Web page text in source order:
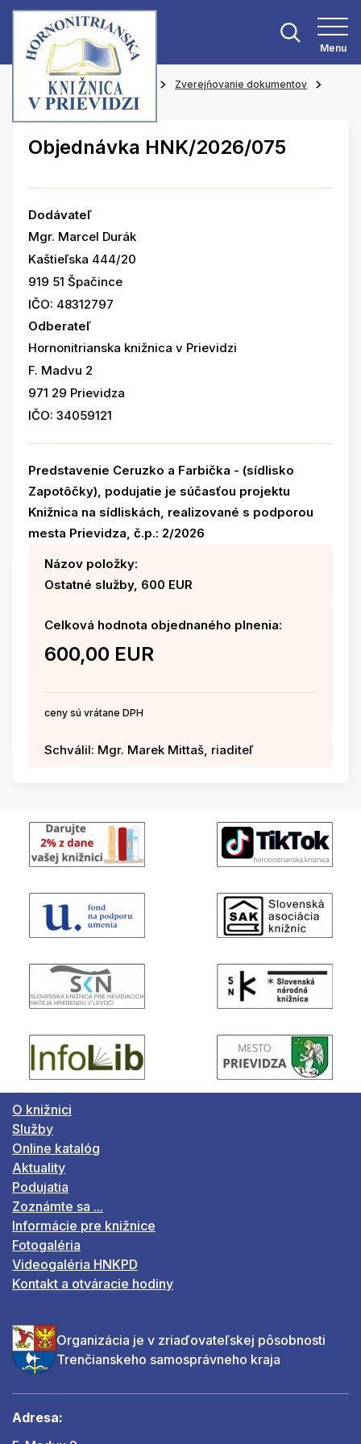
Menu
Hlavná stránka O knižnici
Zverejňovanie dokumentov
Objednávky
Objednávka HNK/2026/075
Dodávateľ
Mgr. Marcel Durák
Kaštieľska 444/20
919 51 Špačince
IČO: 48312797
Odberateľ
Hornonitrianska knižnica v Prievidzi
F. Madvu 2
971 29 Prievidza
IČO: 34059121
Predstavenie Ceruzko a Farbička - (sídlisko
Zapotôčky), podujatie je súčasťou projektu
Knižnica na sídliskách, realizované s podporou
mesta Prievidza, č.p.: 2/2026
Názov položky:
Ostatné služby, 600 EUR
Celková hodnota objednaného plnenia:
600,00 EUR
ceny sú vrátane DPH
Schválil: Mgr. Marek Mittaš, riaditeľ
O knižnici
Služby
Online katalóg
Aktuality
Podujatia
Zoznámte sa ...
Informácie pre knižnice
Fotogaléria
Videogaléria HNKPD
Kontakt a otváracie hodiny
Organizácia je v zriaďovateľskej pôsobnosti
Trenčianskeho samosprávneho kraja
Adresa: